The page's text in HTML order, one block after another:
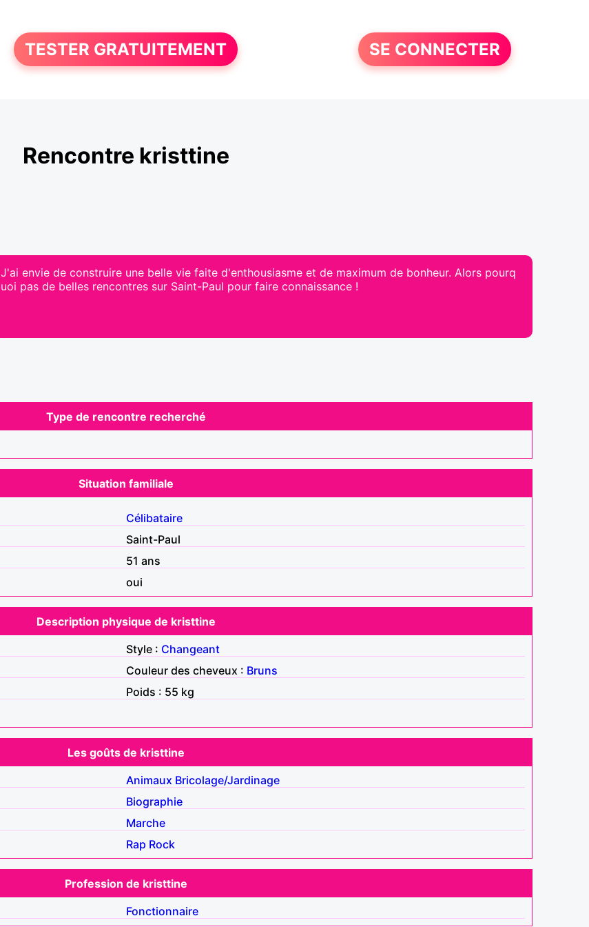
TESTER GRATUITEMENT SE CONNECTER
Rencontre kristtine
J'ai envie de construire une belle vie faite d'enthousiasme et de maximum de bonheur. Alors pourq
uoi pas de belles rencontres sur Saint-Paul pour faire connaissance !
Type de rencontre recherché
Situation familiale
Célibataire
Saint-Paul
51 ans
oui
Description physique de kristtine
Style : Changeant
Couleur des cheveux : Bruns
Poids : 55 kg
Les goûts de kristtine
Animaux Bricolage/Jardinage
Biographie
Marche
Rap Rock
Profession de kristtine
Fonctionnaire